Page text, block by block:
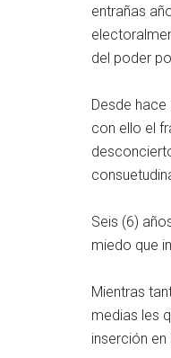
entrañas
del poder
Desde
con ello el
Seis (6)
miedo que
Mientras
medias les
inserción